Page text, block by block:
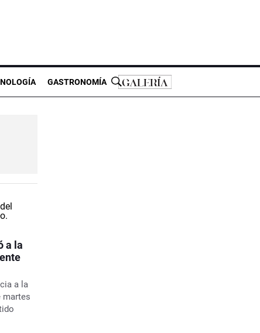
GASTRONOMÍA
a la
a la
martes